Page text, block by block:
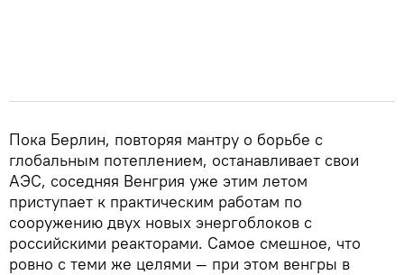
Пока Берлин, повторяя мантру о борьбе с
глобальным потеплением, останавливает свои
АЭС, соседняя Венгрия уже этим летом
приступает к практическим работам по
сооружению двух новых энергоблоков с
российскими реакторами. Самое смешное, что
ровно с теми же целями — при этом венгры в